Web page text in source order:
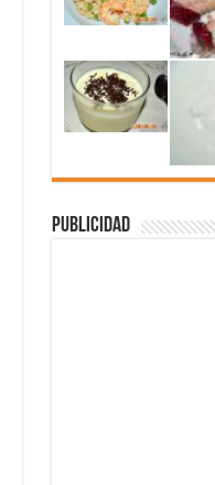
Publicidad